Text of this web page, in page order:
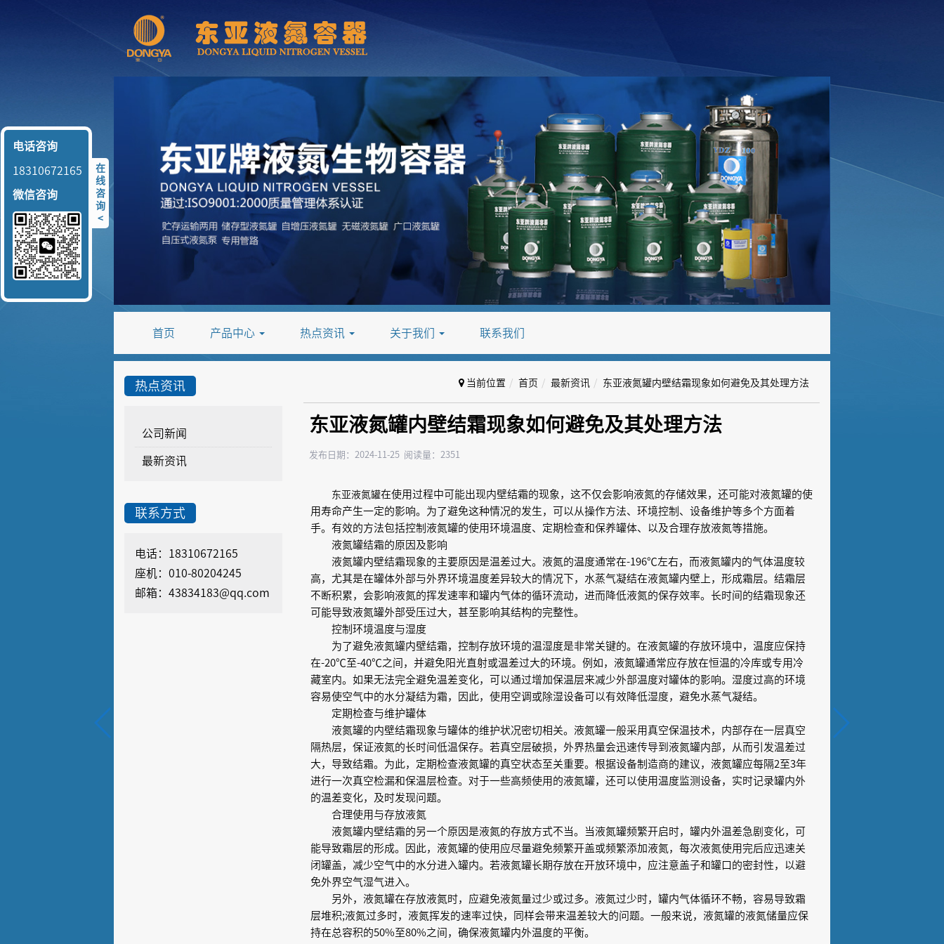
首页 产品中心 热点资讯 关于我们 联系我们
热点资讯
公司新闻
最新资讯
联系方式
电话：18310672165
座机：010-80204245
邮箱：43834183@qq.com
当前位置 首页 最新资讯 东亚液氮罐内壁结霜现象如何避免及其处理方法
东亚液氮罐内壁结霜现象如何避免及其处理方法
发布日期：2024-11-25 阅读量：2351
东亚液氮罐在使用过程中可能出现内壁结霜的现象，这不仅会影响液氮的存储效果，还可能对液氮罐的使
用寿命产生一定的影响。为了避免这种情况的发生，可以从操作方法、环境控制、设备维护等多个方面着
手。有效的方法包括控制液氮罐的使用环境温度、定期检查和保养罐体、以及合理存放液氮等措施。
液氮罐结霜的原因及影响
液氮罐内壁结霜现象的主要原因是温差过大。液氮的温度通常在-196℃左右，而液氮罐内的气体温度较
高，尤其是在罐体外部与外界环境温度差异较大的情况下，水蒸气凝结在液氮罐内壁上，形成霜层。结霜层
不断积累，会影响液氮的挥发速率和罐内气体的循环流动，进而降低液氮的保存效率。长时间的结霜现象还
可能导致液氮罐外部受压过大，甚至影响其结构的完整性。
控制环境温度与湿度
为了避免液氮罐内壁结霜，控制存放环境的温湿度是非常关键的。在液氮罐的存放环境中，温度应保持
在-20℃至-40℃之间，并避免阳光直射或温差过大的环境。例如，液氮罐通常应存放在恒温的冷库或专用冷
藏室内。如果无法完全避免温差变化，可以通过增加保温层来减少外部温度对罐体的影响。湿度过高的环境
容易使空气中的水分凝结为霜，因此，使用空调或除湿设备可以有效降低湿度，避免水蒸气凝结。
定期检查与维护罐体
液氮罐的内壁结霜现象与罐体的维护状况密切相关。液氮罐一般采用真空保温技术，内部存在一层真空
隔热层，保证液氮的长时间低温保存。若真空层破损，外界热量会迅速传导到液氮罐内部，从而引发温差过
大，导致结霜。为此，定期检查液氮罐的真空状态至关重要。根据设备制造商的建议，液氮罐应每隔2至3年
进行一次真空检漏和保温层检查。对于一些高频使用的液氮罐，还可以使用温度监测设备，实时记录罐内外
的温差变化，及时发现问题。
合理使用与存放液氮
液氮罐内壁结霜的另一个原因是液氮的存放方式不当。当液氮罐频繁开启时，罐内外温差急剧变化，可
能导致霜层的形成。因此，液氮罐的使用应尽量避免频繁开盖或频繁添加液氮，每次液氮使用完后应迅速关
闭罐盖，减少空气中的水分进入罐内。若液氮罐长期存放在开放环境中，应注意盖子和罐口的密封性，以避
免外界空气湿气进入。
另外，液氮罐在存放液氮时，应避免液氮量过少或过多。液氮过少时，罐内气体循环不畅，容易导致霜
层堆积;液氮过多时，液氮挥发的速率过快，同样会带来温差较大的问题。一般来说，液氮罐的液氮储量应保
持在总容积的50%至80%之间，确保液氮罐内外温度的平衡。
在
线
咨
询
<
电话咨询
18310672165
微信咨询